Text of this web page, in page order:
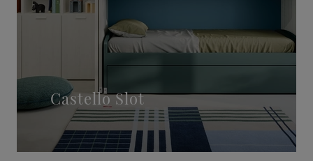
Castello Slot